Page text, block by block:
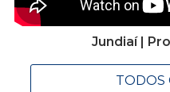
Jundiaí |
TODOS